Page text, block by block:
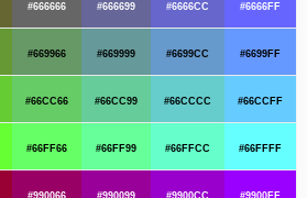
#666666 #666699 #6666CC #6666FF
#669966 #669999 #6699CC #6699FF
#66CC66 #66CC99 #66CCCC #66CCFF
#66FF66 #66FF99 #66FFCC #66FFFF
#990066 #990099 #9900CC #9900FF